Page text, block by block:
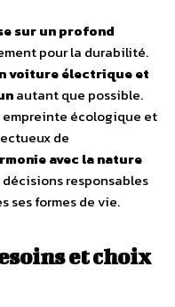
sur un profond
pour la durabilité.
voiture électrique et
autant que possible.
empreinte écologique et
de
avec la nature
responsables
ses formes de vie.
et choix